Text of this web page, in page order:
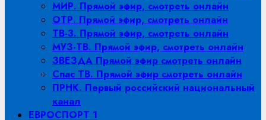
МИР. Прямой эфир, смотреть онлайн
ОТР. Прямой эфир, смотреть онлайн
ТВ-3. Прямой эфир, смотреть онлайн
МУЗ-ТВ. Прямой эфир, смотреть онлайн
ЗВЕЗДА Прямой эфир смотреть онлайн
Спас ТВ. Прямой эфир смотреть онлайн
ПРНК. Первый российский национальный
канал
ЕВРОСПОРТ 1